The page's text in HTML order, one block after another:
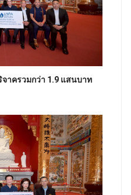
าครวมกว่า 1.9 แสนบาท